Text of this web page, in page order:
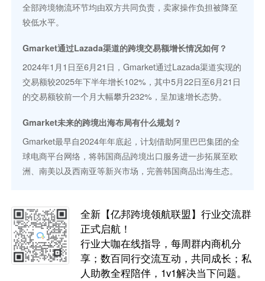
全部跨境物流环节均由双方共同负责，卖家操作负担被降至
较低水平。
Gmarket通过Lazada渠道的跨境交易额增长情况如何？
2024年1月1日至6月21日，Gmarket通过Lazada渠道实现的
交易额较2025年下半年增长102%，其中5月22日至6月21日
的交易额较前一个月大幅攀升232%，呈加速增长态势。
Gmarket未来的跨境出海布局有什么规划？
Gmarket最早自2024年年底起，计划借助阿里巴巴集团的全
球电商平台网络，将韩国商品跨境出口服务进一步拓展至欧
洲、南美以及西南亚等新兴市场，完善韩国商品出海生态。
全新【亿邦跨境领航联盟】行业交流群
正式启航！
行业大咖在线指导，每周群内商机分
享；数百同行交流互动，共同成长；私
人助教全程陪伴，1v1解决当下问题。